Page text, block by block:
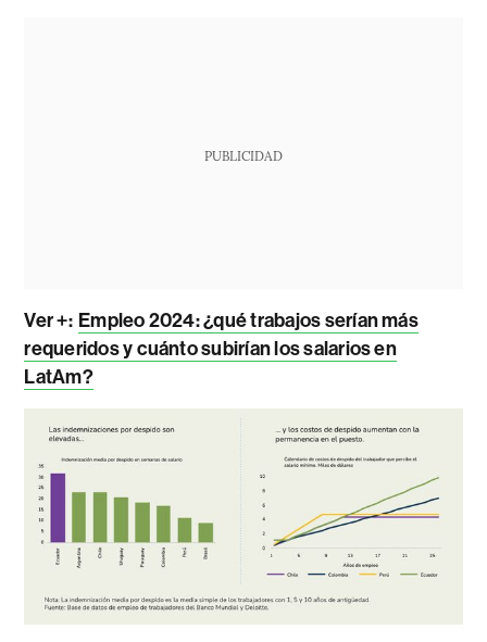
PUBLICIDAD
Ver +: Empleo 2024: ¿qué trabajos serían más
requeridos y cuánto subirían los salarios en
LatAm?